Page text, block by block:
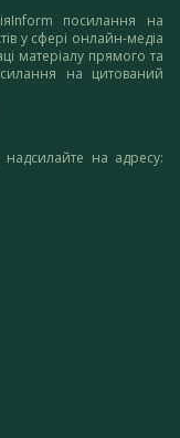
посилання на
у сфері онлайн-медіа
матеріалу прямого та
на цитований
на адресу: